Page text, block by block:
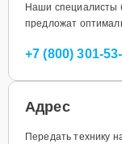
Наши специалисты
предложат
+7 (800) 301-
Адрес
Передать технику